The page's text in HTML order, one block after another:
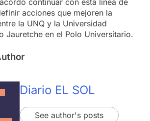
acciones que mejoren la
la UNQ y la Universidad
Jauretche en el Polo Universitario.
Diario EL SOL
See author's posts